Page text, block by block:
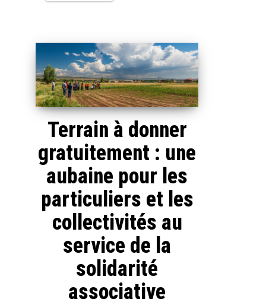
Terrain à donner
gratuitement : une
aubaine pour les
particuliers et les
collectivités au
service de la
solidarité
associative